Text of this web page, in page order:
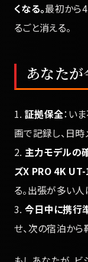
くなる。最初から
るごと消える。
あなた
1. 証拠保全：い
画で記録し、日時
2. 主力モデルの
ズX PRO 4K
る。出張が多い人
3. 今日中に携行
せ、次の宿泊から